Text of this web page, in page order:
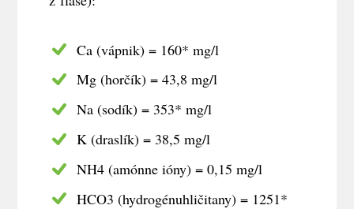
Ca (vápnik) = 160* mg/l
Mg (horčík) = 43,8 mg/l
Na (sodík) = 353* mg/l
K (draslík) = 38,5 mg/l
NH4 (amónne ióny) = 0,15 mg/l
HCO3 (hydrogénuhličitany) = 1251*